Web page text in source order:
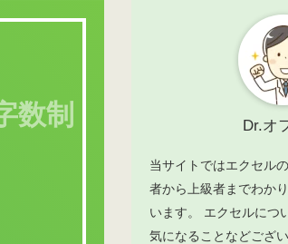
数制
Dr.オ
当サイトではエクセル
者から上級者までわか
います。 エクセルにつ
気になることなどござ